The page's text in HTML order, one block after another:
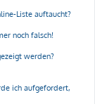
Liste auftaucht?
noch falsch!
werden?
ich aufgefordert,